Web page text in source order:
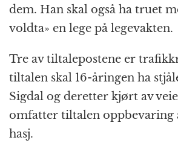
dem. Han skal også ha truet
voldta» en lege på legevakten.
Tre av tiltalepostene er
tiltalen skal 16-åringen ha
Sigdal og deretter kjørt av
omfatter tiltalen oppbevaring
hasj.